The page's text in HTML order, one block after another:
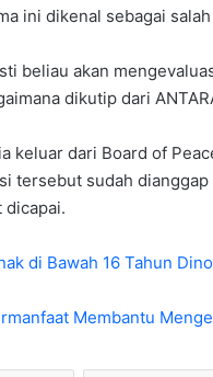
ini dikenal sebagai
beliau akan
dikutip dari
keluar dari Board of
tersebut sudah
dicapai.
di Bawah 16 Tahun
Membantu